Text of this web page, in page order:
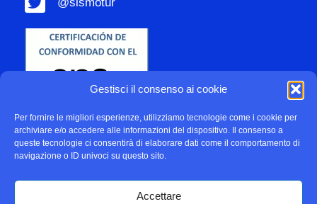
Gestisci il consenso ai cookie
Per fornire le migliori esperienze, utilizziamo tecnologie come i cookie per
archiviare e/o accedere alle informazioni del dispositivo. Il consenso a
queste tecnologie ci consentirà di elaborare dati come il comportamento di
navigazione o ID univoci su questo sito.
Accettare